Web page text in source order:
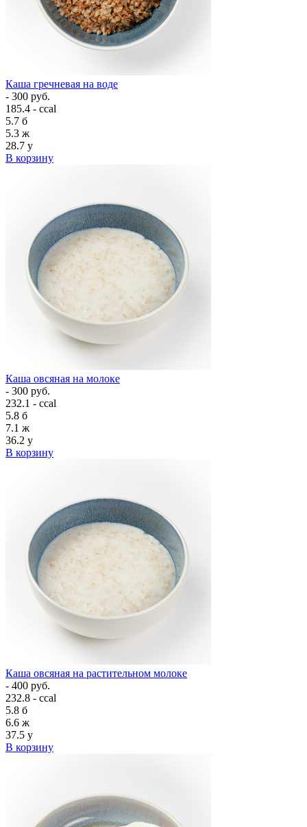
Каша гречневая на воде
- 300 руб.
185.4 - ccal
5.7 б
5.3 ж
28.7 у
В корзину
Каша овсяная на молоке
- 300 руб.
232.1 - ccal
5.8 б
7.1 ж
36.2 у
В корзину
Каша овсяная на растительном молоке
- 400 руб.
232.8 - ccal
5.8 б
6.6 ж
37.5 у
В корзину